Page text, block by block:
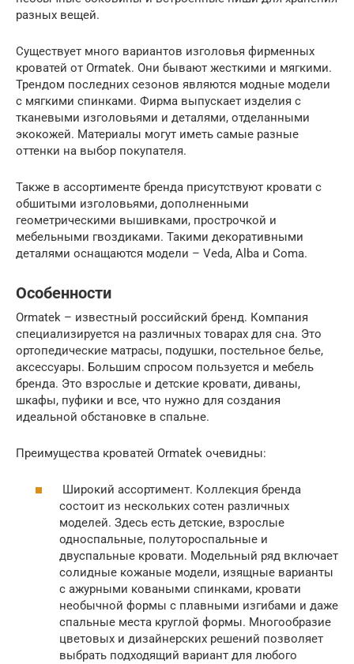
разных вещей.
Существует много вариантов изголовья фирменных
кроватей от Ormatek. Они бывают жесткими и мягкими.
Трендом последних сезонов являются модные модели
с мягкими спинками. Фирма выпускает изделия с
тканевыми изголовьями и деталями, отделанными
экокожей. Материалы могут иметь самые разные
оттенки на выбор покупателя.
Также в ассортименте бренда присутствуют кровати с
обшитыми изголовьями, дополненными
геометрическими вышивками, прострочкой и
мебельными гвоздиками. Такими декоративными
деталями оснащаются модели – Veda, Alba и Coma.
Особенности
Ormatek – известный российский бренд. Компания
специализируется на различных товарах для сна. Это
ортопедические матрасы, подушки, постельное белье,
аксессуары. Большим спросом пользуется и мебель
бренда. Это взрослые и детские кровати, диваны,
шкафы, пуфики и все, что нужно для создания
идеальной обстановке в спальне.
Преимущества кроватей Ormatek очевидны:
Широкий ассортимент. Коллекция бренда
состоит из нескольких сотен различных
моделей. Здесь есть детские, взрослые
односпальные, полутороспальные и
двуспальные кровати. Модельный ряд включает
солидные кожаные модели, изящные варианты
с ажурными коваными спинками, кровати
необычной формы с плавными изгибами и даже
спальные места круглой формы. Многообразие
цветовых и дизайнерских решений позволяет
выбрать подходящий вариант для любого